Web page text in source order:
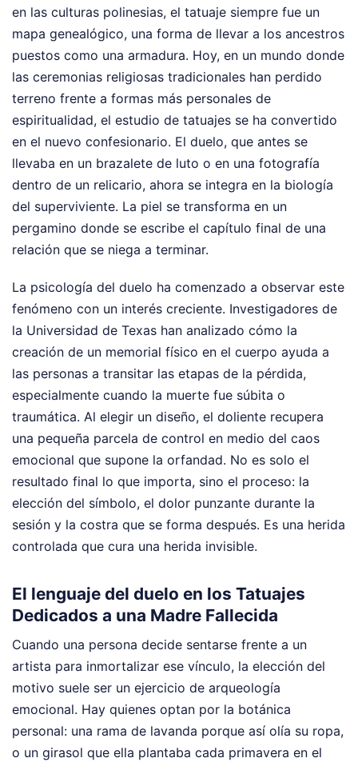
en las culturas polinesias, el tatuaje siempre fue un
mapa genealógico, una forma de llevar a los ancestros
puestos como una armadura. Hoy, en un mundo donde
las ceremonias religiosas tradicionales han perdido
terreno frente a formas más personales de
espiritualidad, el estudio de tatuajes se ha convertido
en el nuevo confesionario. El duelo, que antes se
llevaba en un brazalete de luto o en una fotografía
dentro de un relicario, ahora se integra en la biología
del superviviente. La piel se transforma en un
pergamino donde se escribe el capítulo final de una
relación que se niega a terminar.
La psicología del duelo ha comenzado a observar este
fenómeno con un interés creciente. Investigadores de
la Universidad de Texas han analizado cómo la
creación de un memorial físico en el cuerpo ayuda a
las personas a transitar las etapas de la pérdida,
especialmente cuando la muerte fue súbita o
traumática. Al elegir un diseño, el doliente recupera
una pequeña parcela de control en medio del caos
emocional que supone la orfandad. No es solo el
resultado final lo que importa, sino el proceso: la
elección del símbolo, el dolor punzante durante la
sesión y la costra que se forma después. Es una herida
controlada que cura una herida invisible.
El lenguaje del duelo en los Tatuajes
Dedicados a una Madre Fallecida
Cuando una persona decide sentarse frente a un
artista para inmortalizar ese vínculo, la elección del
motivo suele ser un ejercicio de arqueología
emocional. Hay quienes optan por la botánica
personal: una rama de lavanda porque así olía su ropa,
o un girasol que ella plantaba cada primavera en el